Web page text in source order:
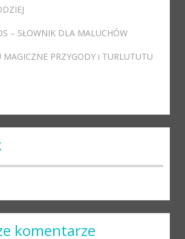
– SŁOWNIK DLA MALUCHÓW
MAGICZNE PRZYGODY i TURLUTUTU
komentarze